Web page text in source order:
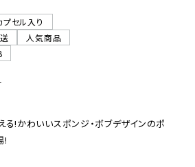
プセル入り
人気商品
!かわいいスポンジ・ボブデザインのポ
!